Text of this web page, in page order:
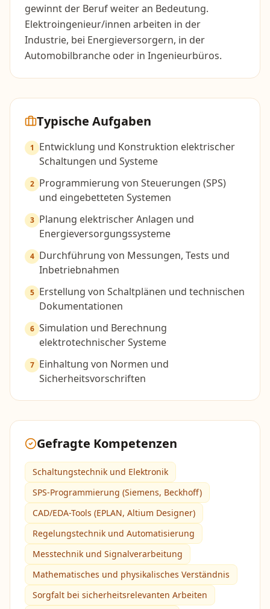
gewinnt der Beruf weiter an Bedeutung.
Elektroingenieur/innen arbeiten in der
Industrie, bei Energieversorgern, in der
Automobilbranche oder in Ingenieurbüros.
Typische Aufgaben
1
Entwicklung und Konstruktion elektrischer
Schaltungen und Systeme
2 Programmierung von Steuerungen (SPS)
und eingebetteten Systemen
3 Planung elektrischer Anlagen und
Energieversorgungssysteme
4 Durchführung von Messungen, Tests und
Inbetriebnahmen
5 Erstellung von Schaltplänen und technischen
Dokumentationen
6 Simulation und Berechnung
elektrotechnischer Systeme
7 Einhaltung von Normen und
Sicherheitsvorschriften
Gefragte Kompetenzen
Schaltungstechnik und Elektronik
SPS-Programmierung (Siemens, Beckhoff)
CAD/EDA-Tools (EPLAN, Altium Designer)
Regelungstechnik und Automatisierung
Messtechnik und Signalverarbeitung
Mathematisches und physikalisches Verständnis
Sorgfalt bei sicherheitsrelevanten Arbeiten